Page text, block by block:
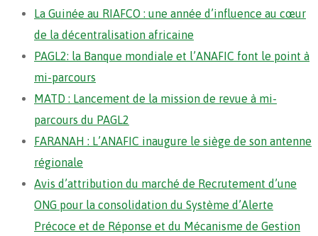
La Guinée au RIAFCO : une année d’influence au cœur
de la décentralisation africaine
PAGL2: la Banque mondiale et l’ANAFIC font le point à
mi-parcours
MATD : Lancement de la mission de revue à mi-
parcours du PAGL2
FARANAH : L’ANAFIC inaugure le siège de son antenne
régionale
Avis d’attribution du marché de Recrutement d’une
ONG pour la consolidation du Système d’Alerte
Précoce et de Réponse et du Mécanisme de Gestion